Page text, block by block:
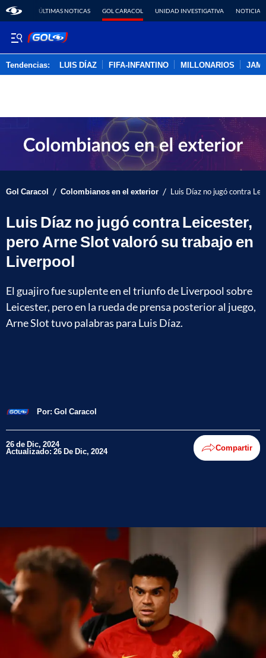
ÚLTIMAS NOTICAS GOL CARACOL UNIDAD INVESTIGATIVA NOTICIAS
Tendencias: LUIS DÍAZ FIFA-INFANTINO MILLONARIOS
Gol Caracol / Colombianos en el exterior / Luis Díaz no jugó contra
Luis Díaz no jugó contra Leicester,
pero Arne Slot valoró su trabajo en
Liverpool
El guajiro fue suplente en el triunfo de Liverpool sobre
Leicester, pero en la rueda de prensa posterior al juego,
Arne Slot tuvo palabras para Luis Díaz.
Por: Gol Caracol
26 de Dic, 2024
Actualizado: 26 De Dic, 2024 Compartir